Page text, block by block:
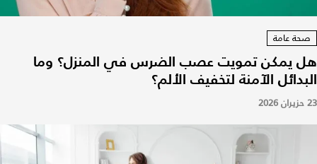
صحة عامة
هل يمكن تمويت عصب الضرس في المنزل؟ وما
البدائل الآمنة لتخفيف الألم؟
23 حزيران 2026